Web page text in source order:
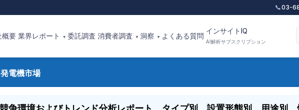
📞03-
概要 業界レポート ▾ 委託調査 消費者調査 ▾ 洞察 ▾ よくある質問
インサイトIQ
AI解析サブスクリプション
電機市場